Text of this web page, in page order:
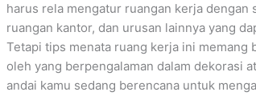
harus rela mengatur ruangan kerja
ruangan kantor, dan urusan lainnya yang
Tetapi tips menata ruang kerja ini memang
oleh yang berpengalaman dalam dekorasi
andai kamu sedang berencana untuk